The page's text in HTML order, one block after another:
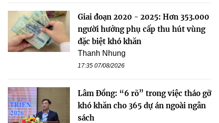
Giai đoạn 2020 - 2025: Hơn 353.000
người hưởng phụ cấp thu hút vùng
đặc biệt khó khăn
Thanh Nhung
17:35 07/08/2026
Lâm Đồng: “6 rõ” trong việc tháo gỡ
khó khăn cho 365 dự án ngoài ngân
sách